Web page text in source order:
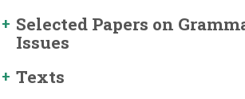
Selected Papers on
Issues
Texts